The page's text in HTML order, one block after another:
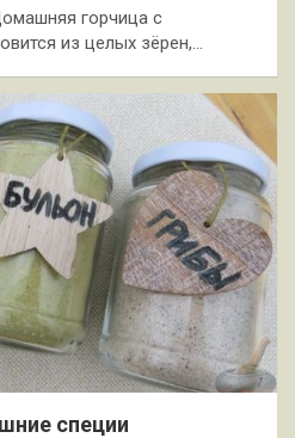
горчица с
из целых зёрен,…
специи